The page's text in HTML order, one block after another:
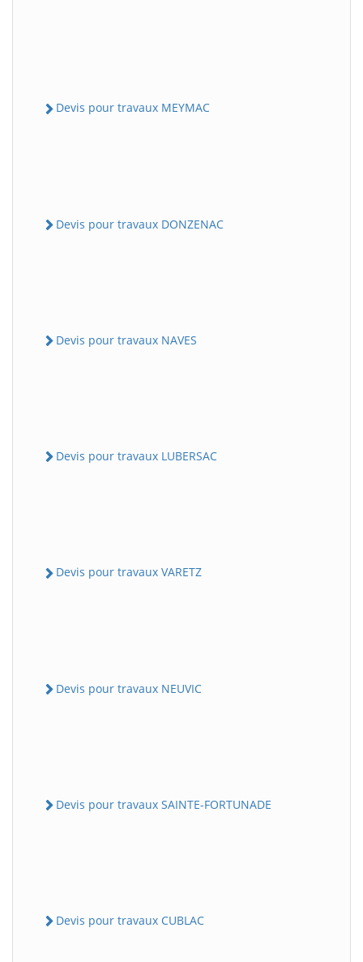
Devis pour travaux MEYMAC
Devis pour travaux DONZENAC
Devis pour travaux NAVES
Devis pour travaux LUBERSAC
Devis pour travaux VARETZ
Devis pour travaux NEUVIC
Devis pour travaux SAINTE-FORTUNADE
Devis pour travaux CUBLAC